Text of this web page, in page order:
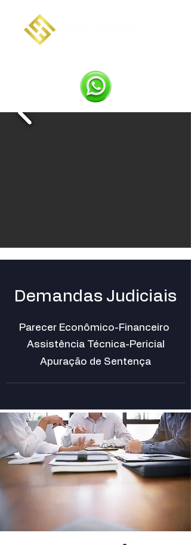
Demandas Judiciais
Parecer Econômico-Financeiro
Assistência Técnica-Pericial
Apuração de Sentença